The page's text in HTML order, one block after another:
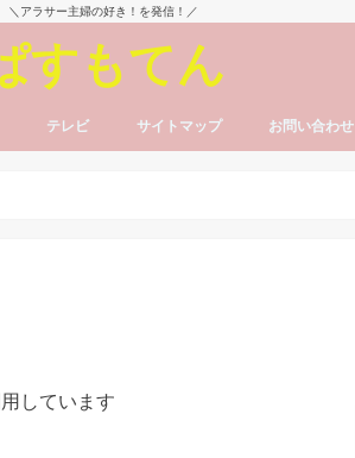
＼アラサー主婦の好き！を発信！／
すもてん
テレビ サイトマップ お問い合わせ
しています